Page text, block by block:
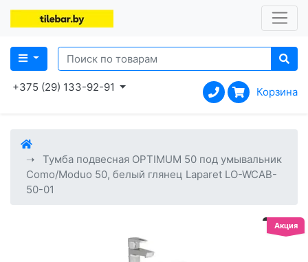
+375 (29) 133-92-91 Корзина
Тумба подвесная OPTIMUM 50 под умывальник
Como/Moduo 50, белый глянец Laparet LO-WCAB-
50-01
Акция